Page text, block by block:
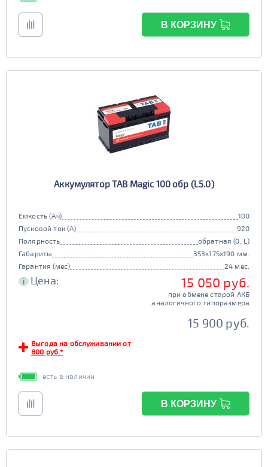
В КОРЗИНУ
Аккумулятор TAB Magic 100 обр (L5.0)
Емкость (Ач)
100
Пусковой ток (А)
920
Полярность
обратная (0, L)
Габариты
353x175x190 мм.
Гарантия (мес)
24 мес.
i Цена: 15 050 руб.
при обмене старой АКБ
аналогичного типоразмера
15 900 руб.
Выгода на обслуживании от
800 руб.*
есть в наличии
В КОРЗИНУ